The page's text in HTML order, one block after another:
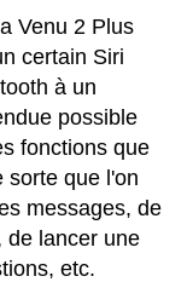
Venu 2 Plus
certain Siri
à un
possible
fonctions que
sorte que l'on
messages, de
de lancer une
etc.